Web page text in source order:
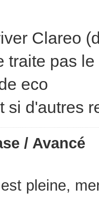
Clareo
traite pas
eco
si d'autres
/ Avancé
pleine,